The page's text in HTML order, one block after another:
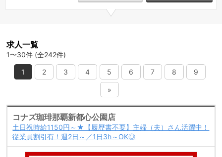
求人一覧
1〜30件 (全242件)
1 2 3 4 5 6 7 8 9
»
コナズ珈琲那覇新都心公園店
土日祝時給1150円～★【履歴書不要】主婦（夫）さん活躍中！
従業員割引有！週2日～／1日3h～OK◎